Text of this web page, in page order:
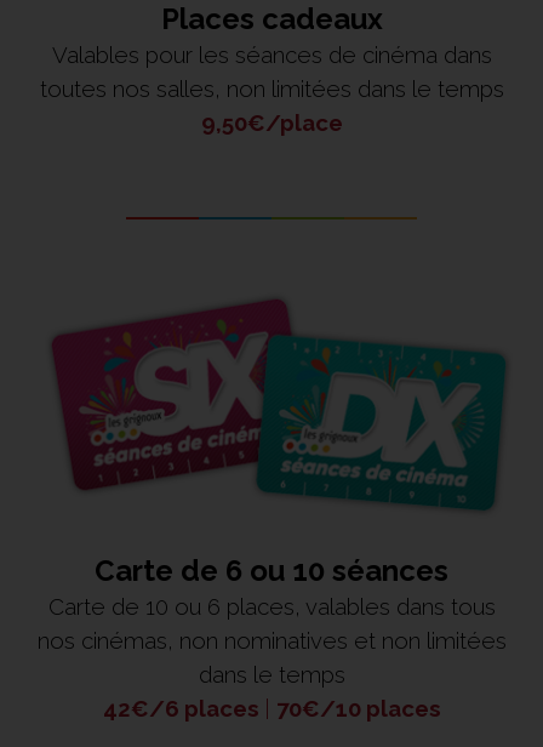
Places cadeaux
Valables pour les séances de cinéma dans
toutes nos salles, non limitées dans le temps
9,50€/place
Carte de 6 ou 10 séances
Carte de 10 ou 6 places, valables dans tous
nos cinémas, non nominatives et non limitées
dans le temps
42€/6 places
70€/10 places